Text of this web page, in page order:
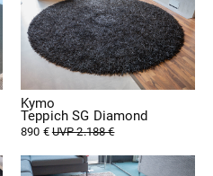
Kymo
Teppich SG Diamond
890 €UVP 2.188 €